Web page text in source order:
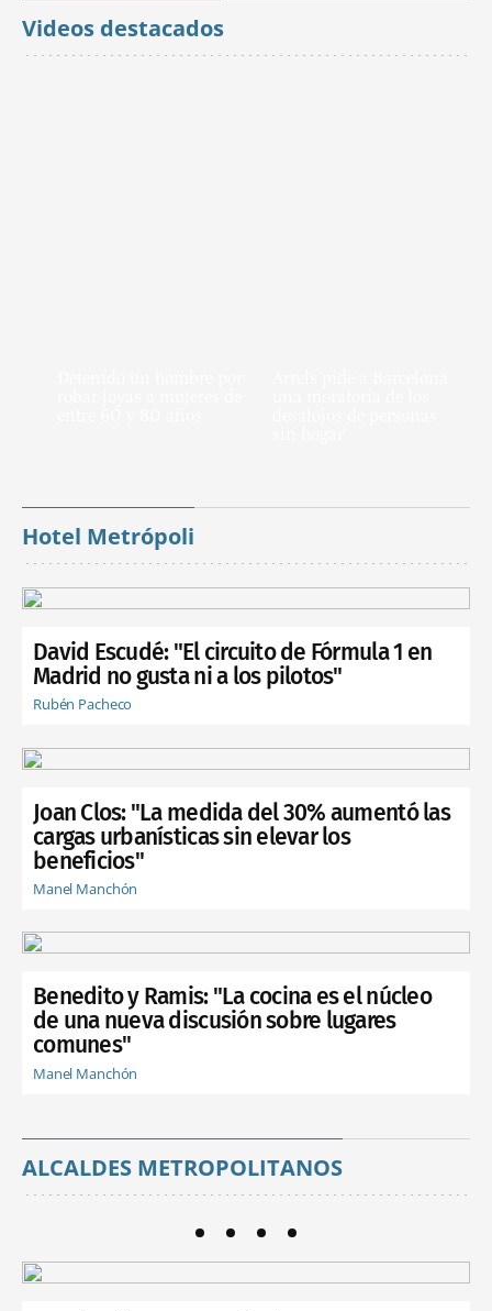
Videos destacados
Hotel Metrópoli
David Escudé: "El circuito de Fórmula 1 en
Madrid no gusta ni a los pilotos"
Rubén Pacheco
Joan Clos: "La medida del 30% aumentó las
cargas urbanísticas sin elevar los
beneficios"
Manel Manchón
Benedito y Ramis: "La cocina es el núcleo
de una nueva discusión sobre lugares
comunes"
Manel Manchón
ALCALDES METROPOLITANOS